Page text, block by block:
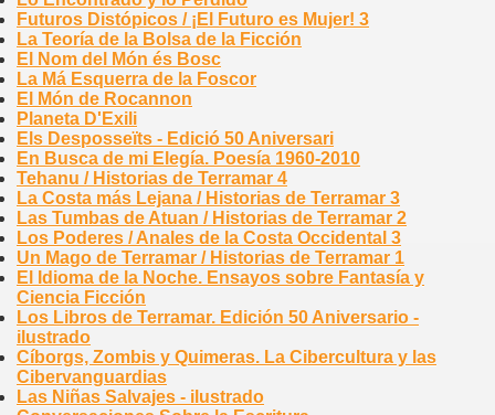
Futuros Distópicos / ¡El Futuro es Mujer! 3
La Teoría de la Bolsa de la Ficción
El Nom del Món és Bosc
La Má Esquerra de la Foscor
El Món de Rocannon
Planeta D'Exili
Els Desposseïts - Edició 50 Aniversari
En Busca de mi Elegía. Poesía 1960-2010
Tehanu / Historias de Terramar 4
La Costa más Lejana / Historias de Terramar 3
Las Tumbas de Atuan / Historias de Terramar 2
Los Poderes / Anales de la Costa Occidental 3
Un Mago de Terramar / Historias de Terramar 1
El Idioma de la Noche. Ensayos sobre Fantasía y
Ciencia Ficción
Los Libros de Terramar. Edición 50 Aniversario -
ilustrado
Cíborgs, Zombis y Quimeras. La Cibercultura y las
Cibervanguardias
Las Niñas Salvajes - ilustrado